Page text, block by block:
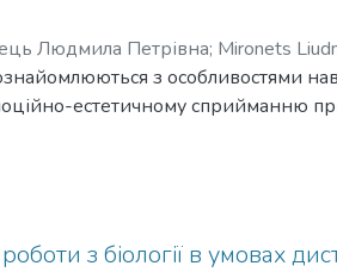
Людмила Петрівна; Mironets
з особливостями
естетичному сприйманню
орієнтування у найближчому
середовища, вміння
з біології в умовах